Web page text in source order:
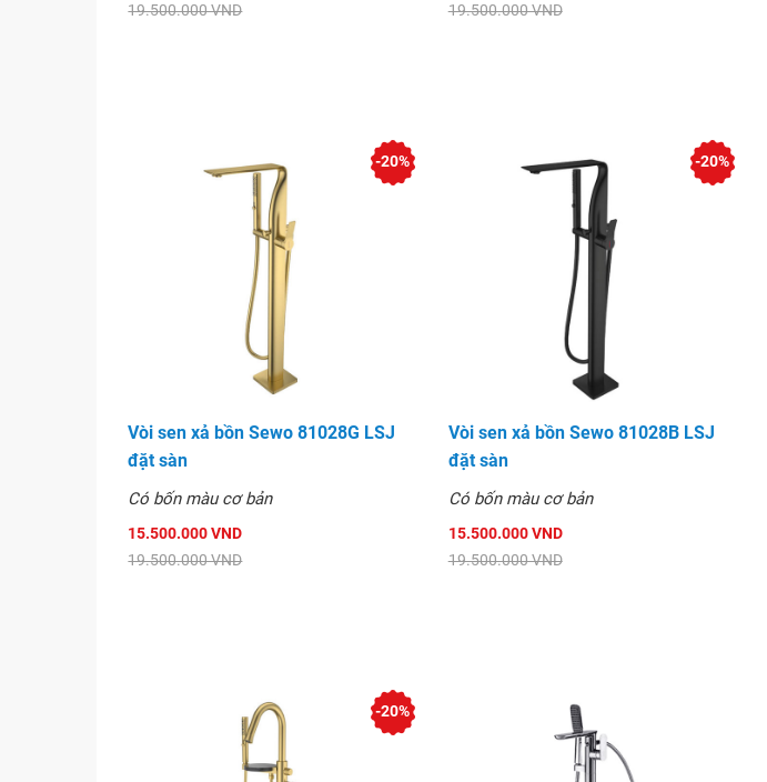
19.500.000 VND
19.500.000 VND
Vòi sen xả bồn Sewo 81028G LSJ
đặt sàn
Có bốn màu cơ bản
15.500.000 VND
19.500.000 VND
-20%
Vòi sen xả bồn Sewo 81028B LSJ
đặt sàn
Có bốn màu cơ bản
15.500.000 VND
19.500.000 VND
-20%
-20%